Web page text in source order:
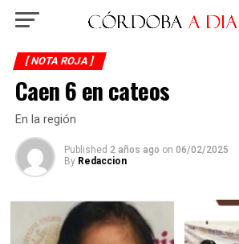
[ NOTA ROJA ]
Caen 6 en cateos
En la región
Published 2 años ago on 06/02/2025
By Redaccion